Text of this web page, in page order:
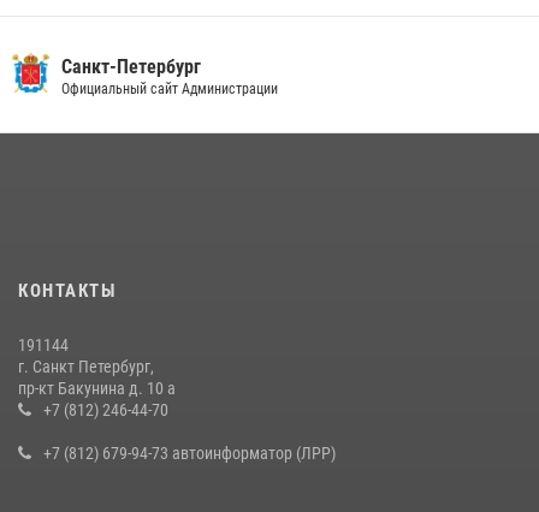
Санкт-Петербург
Официальный сайт Администрации
КОНТАКТЫ
191144
г. Санкт Петербург,
пр-кт Бакунина д. 10 а
+7 (812) 246-44-70
+7 (812) 679-94-73 автоинформатор (ЛРР)